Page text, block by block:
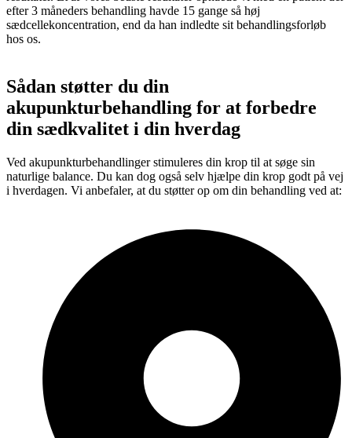
efter 3 måneders behandling havde 15 gange så høj
sædcellekoncentration, end da han indledte sit behandlingsforløb
hos os.
Sådan støtter du din
akupunkturbehandling for at forbedre
din sædkvalitet i din hverdag
Ved akupunkturbehandlinger stimuleres din krop til at søge sin
naturlige balance. Du kan dog også selv hjælpe din krop godt på vej
i hverdagen. Vi anbefaler, at du støtter op om din behandling ved at: